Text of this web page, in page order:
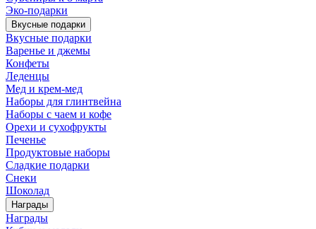
Эко-подарки
Вкусные подарки
Вкусные подарки
Варенье и джемы
Конфеты
Леденцы
Мед и крем-мед
Наборы для глинтвейна
Наборы с чаем и кофе
Орехи и сухофрукты
Печенье
Продуктовые наборы
Сладкие подарки
Снеки
Шоколад
Награды
Награды